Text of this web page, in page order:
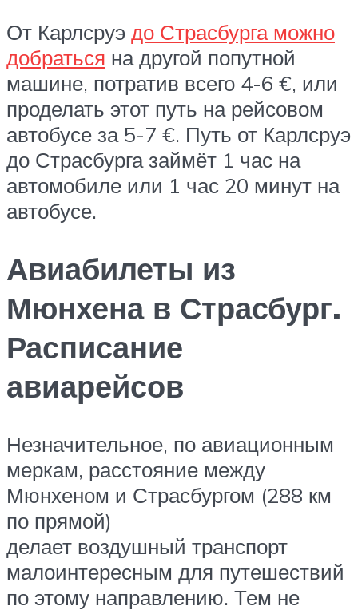
От Карлсруэ до Страсбурга можно
добраться на другой попутной
машине, потратив всего 4-6 €, или
проделать этот путь на рейсовом
автобусе за 5-7 €. Путь от Карлсруэ
до Страсбурга займёт 1 час на
автомобиле или 1 час 20 минут на
автобусе.
Авиабилеты из
Мюнхена в Страсбург.
Расписание
авиарейсов
Незначительное, по авиационным
меркам, расстояние между
Мюнхеном и Страсбургом (288 км
по прямой)
делает воздушный транспорт
малоинтересным для путешествий
по этому направлению. Тем не